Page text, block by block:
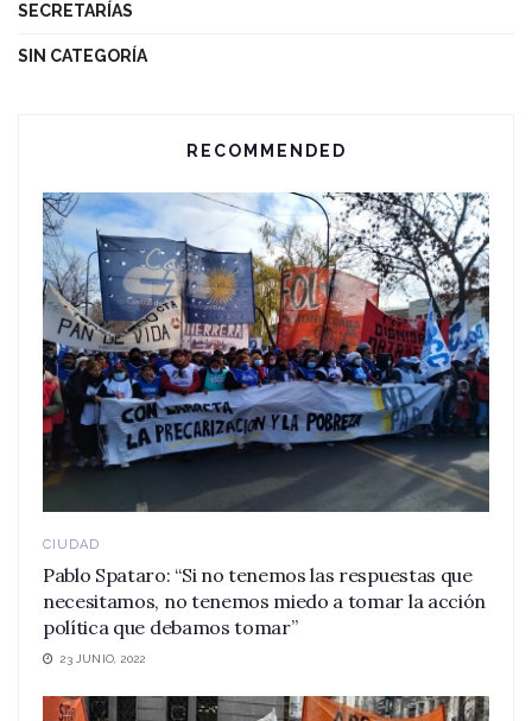
SECRETARÍAS
SIN CATEGORÍA
RECOMMENDED
CIUDAD
Pablo Spataro: “Si no tenemos las respuestas que
necesitamos, no tenemos miedo a tomar la acción
política que debamos tomar”
23 JUNIO, 2022